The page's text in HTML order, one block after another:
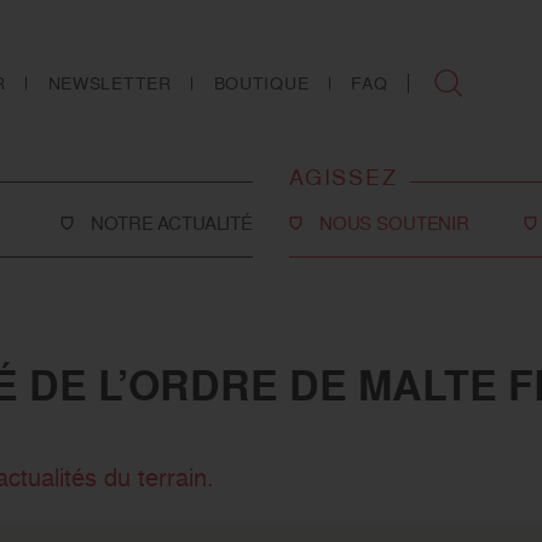
NEWSLETTER BOUTIQUE FAQ
social
NOTRE ACTUALITÉ
AGISSEZ
NOUS SOUTENIR
Devenir partenaire
DE L’ORDRE DE MALTE
du terrain.